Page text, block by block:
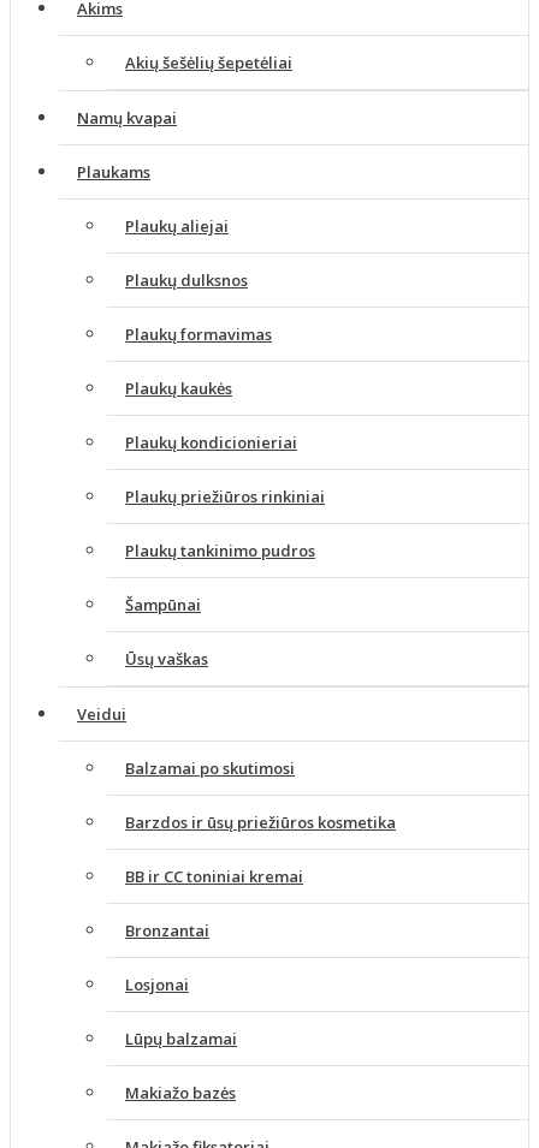
Akims
Akių šešėlių šepetėliai
Namų kvapai
Plaukams
Plaukų aliejai
Plaukų dulksnos
Plaukų formavimas
Plaukų kaukės
Plaukų kondicionieriai
Plaukų priežiūros rinkiniai
Plaukų tankinimo pudros
Šampūnai
Ūsų vaškas
Veidui
Balzamai po skutimosi
Barzdos ir ūsų priežiūros kosmetika
BB ir CC toniniai kremai
Bronzantai
Losjonai
Lūpų balzamai
Makiažo bazės